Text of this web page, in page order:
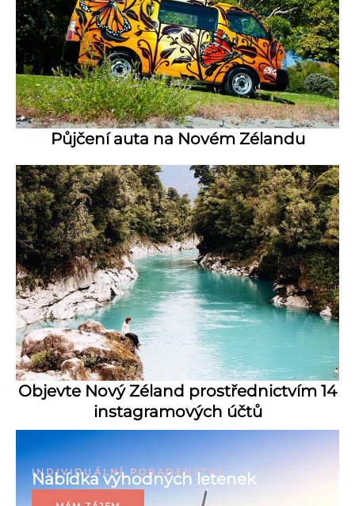
Půjčení auta na Novém Zélandu
Objevte Nový Zéland prostřednictvím 14
instagramových účtů
INDIVIDUÁLNÍ PORADENSTVÍ
Nabídka výhodných letenek